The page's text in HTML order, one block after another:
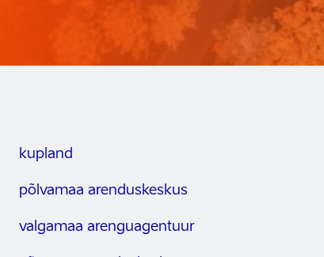
kupland
põlvamaa arenduskeskus
valgamaa arenguagentuur